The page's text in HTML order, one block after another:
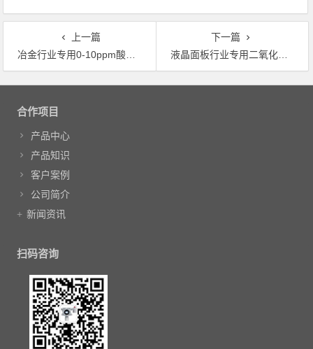
上一篇
冶金行业专用0-10ppm酸雾气体检测仪
下一篇
液晶面板行业专用二氧化碳气体检测仪
文章导航
合作项目
产品中心
产品知识
客户案例
公司简介
新闻资讯
扫码咨询